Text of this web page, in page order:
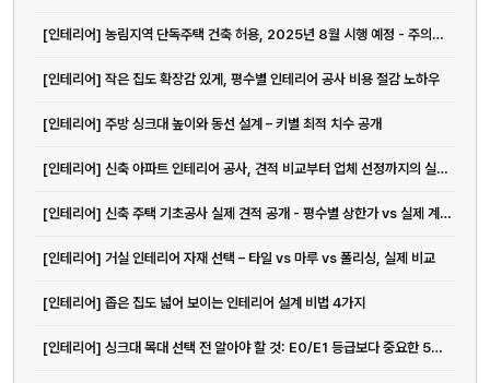
[인테리어] 농림지역 단독주택 건축 허용, 2025년 8월 시행 예정 - 주의사...
[인테리어] 작은 집도 확장감 있게, 평수별 인테리어 공사 비용 절감 노하우
[인테리어] 주방 싱크대 높이와 동선 설계 – 키별 최적 치수 공개
[인테리어] 신축 아파트 인테리어 공사, 견적 비교부터 업체 선정까지의 실전 가이드
[인테리어] 신축 주택 기초공사 실제 견적 공개 - 평수별 상한가 vs 실제 계약가 비교분석
[인테리어] 거실 인테리어 자재 선택 – 타일 vs 마루 vs 폴리싱, 실제 비교
[인테리어] 좁은 집도 넓어 보이는 인테리어 설계 비법 4가지
[인테리어] 싱크대 목대 선택 전 알아야 할 것: E0/E1 등급보다 중요한 5가지